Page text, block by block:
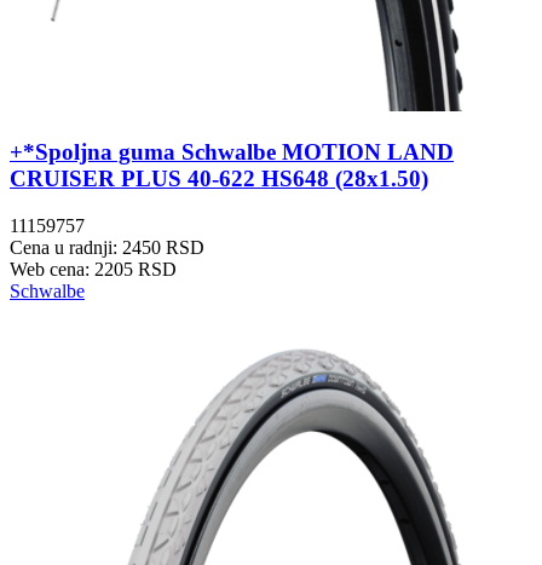
+*Spoljna guma Schwalbe MOTION LAND
CRUISER PLUS 40-622 HS648 (28x1.50)
11159757
Cena u radnji: 2450 RSD
Web cena: 2205 RSD
Schwalbe